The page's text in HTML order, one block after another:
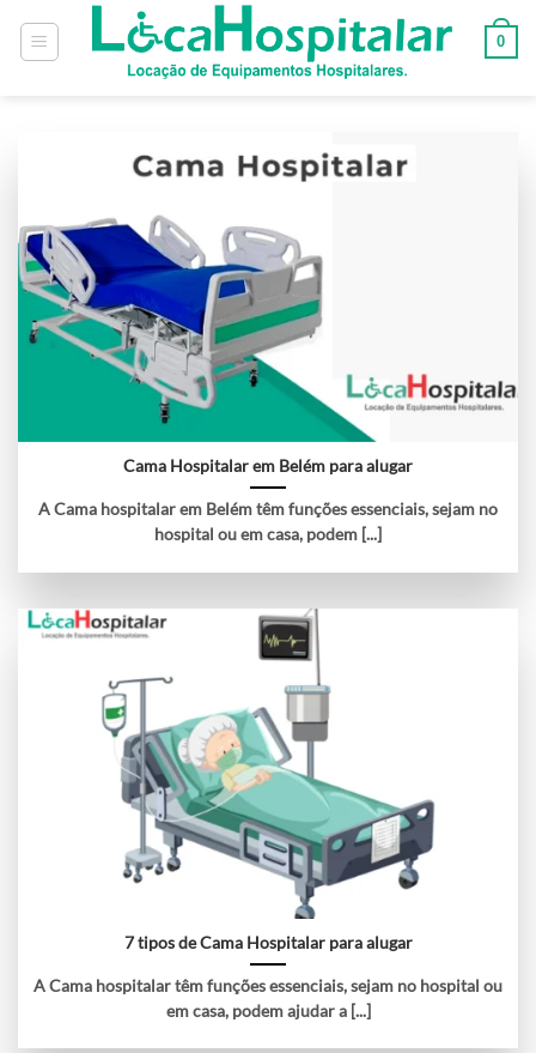
0
Cama Hospitalar em Belém para alugar
A Cama hospitalar em Belém têm funções essenciais, sejam no
hospital ou em casa, podem [...]
7 tipos de Cama Hospitalar para alugar
A Cama hospitalar têm funções essenciais, sejam no hospital ou
em casa, podem ajudar a [...]